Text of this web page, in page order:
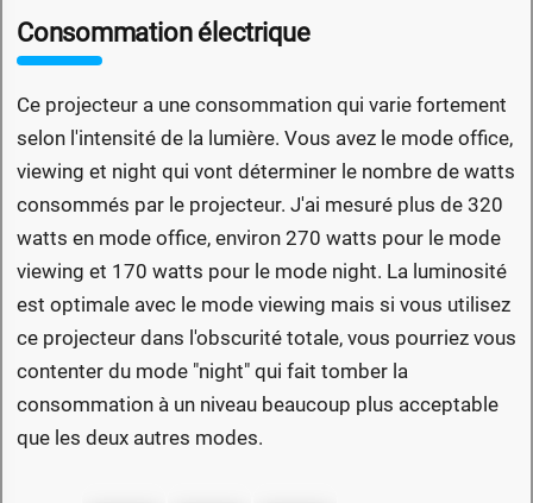
Consommation électrique
Ce projecteur a une consommation qui varie fortement
selon l'intensité de la lumière. Vous avez le mode office,
viewing et night qui vont déterminer le nombre de watts
consommés par le projecteur. J'ai mesuré plus de 320
watts en mode office, environ 270 watts pour le mode
viewing et 170 watts pour le mode night. La luminosité
est optimale avec le mode viewing mais si vous utilisez
ce projecteur dans l'obscurité totale, vous pourriez vous
contenter du mode "night" qui fait tomber la
consommation à un niveau beaucoup plus acceptable
que les deux autres modes.